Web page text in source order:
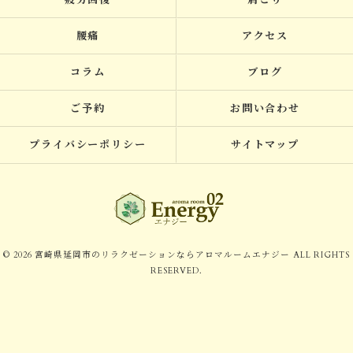
腰痛 アクセス
コラム ブログ
ご予約 お問い合わせ
プライバシーポリシー サイトマップ
© 2026 宮崎県延岡市のリラクゼーションならアロマルームエナジー ALL RIGHTS
RESERVED.